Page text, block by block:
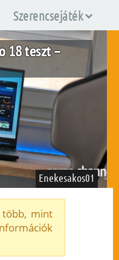
Szerencsejáték
18 teszt –
Enekesakos01
mint